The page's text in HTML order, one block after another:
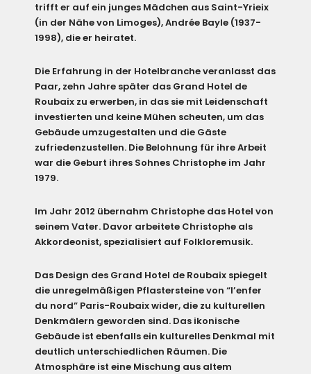
trifft er auf ein junges Mädchen aus Saint-Yrieix
(in der Nähe von Limoges), Andrée Bayle (1937-
1998), die er heiratet.
Die Erfahrung in der Hotelbranche veranlasst das
Paar, zehn Jahre später das Grand Hotel de
Roubaix zu erwerben, in das sie mit Leidenschaft
investierten und keine Mühen scheuten, um das
Gebäude umzugestalten und die Gäste
zufriedenzustellen. Die Belohnung für ihre Arbeit
war die Geburt ihres Sohnes Christophe im Jahr
1979.
Im Jahr 2012 übernahm Christophe das Hotel von
seinem Vater. Davor arbeitete Christophe als
Akkordeonist, spezialisiert auf Folkloremusik.
Das Design des Grand Hotel de Roubaix spiegelt
die unregelmäßigen Pflastersteine von “l’enfer
du nord” Paris-Roubaix wider, die zu kulturellen
Denkmälern geworden sind. Das ikonische
Gebäude ist ebenfalls ein kulturelles Denkmal mit
deutlich unterschiedlichen Räumen. Die
Atmosphäre ist eine Mischung aus altem